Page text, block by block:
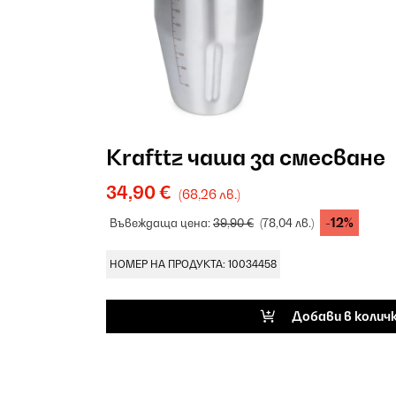
Krafttz чаша за смесване
34,90 € (68,26 лв.)
Въвеждаща цена:39,90 € (78,04 лв.) -12%
НОМЕР НА ПРОДУКТА: 10034458
Добави в